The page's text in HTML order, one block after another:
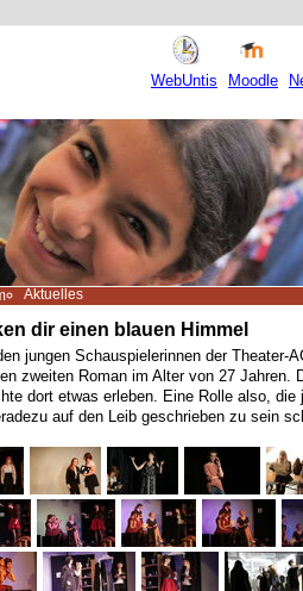
WebUntis Moodle
Aktuelles
dir einen blauen Himmel
jungen Schauspielerinnen der Theater-
zweiten Roman im Alter von 27 Jahren.
dort etwas erleben. Eine Rolle also,
auf den Leib geschrieben zu sein